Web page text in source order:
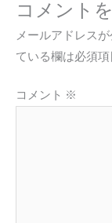
コメント
メールアドレス
ている欄は必須
コメント ※